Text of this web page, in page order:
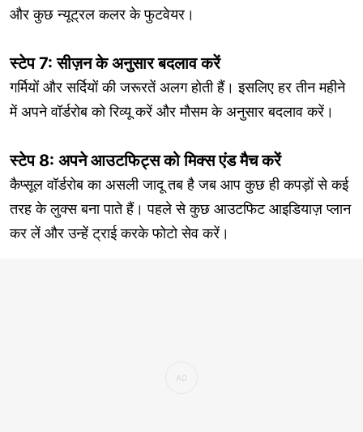
और कुछ न्यूट्रल कलर के फुटवेयर।
स्टेप 7: सीज़न के अनुसार बदलाव करें
गर्मियों और सर्दियों की जरूरतें अलग होती हैं। इसलिए हर तीन महीने
में अपने वॉर्डरोब को रिव्यू करें और मौसम के अनुसार बदलाव करें।
स्टेप 8: अपने आउटफिट्स को मिक्स एंड मैच करें
कैप्सूल वॉर्डरोब का असली जादू तब है जब आप कुछ ही कपड़ों से कई
तरह के लुक्स बना पाते हैं। पहले से कुछ आउटफिट आइडियाज़ प्लान
कर लें और उन्हें ट्राई करके फोटो सेव करें।